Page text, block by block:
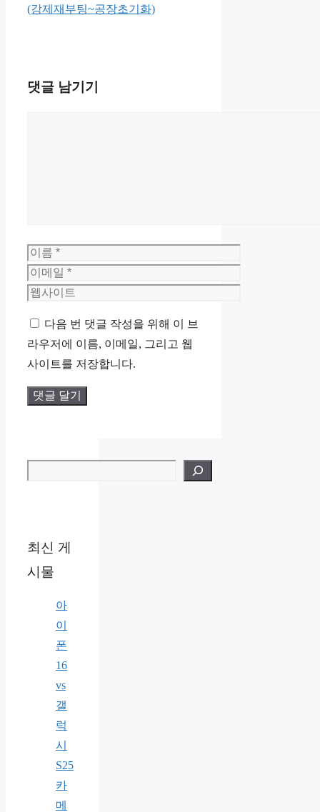
(강제재부팅~공장초기화)
댓글 남기기
이
름
이
메
웹
이
트
다음 번 댓글 작성을 위해 이 브
라우저에 이름, 이메일, 그리고 웹
사이트를 저장합니다.
최신 게
시물
아
이
폰
16
vs
갤
럭
시
S25
카
메